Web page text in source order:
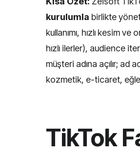
kurulumla birlikte
kullanımı, hızlı kesim
hızlı ilerler), audience
müşteri adına açılır;
kozmetik, e-ticaret,
TikTok